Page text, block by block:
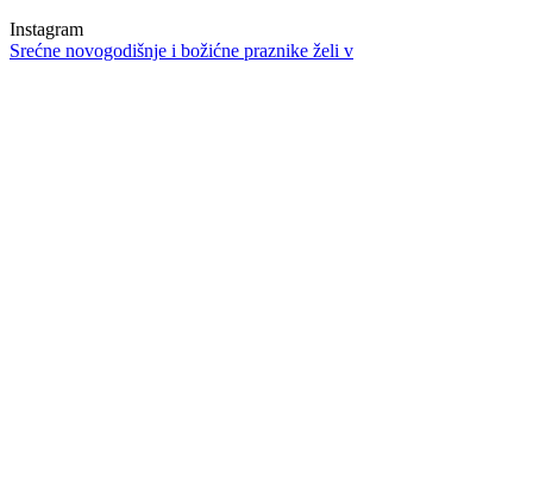
Instagram
Srećne novogodišnje i božićne praznike želi v